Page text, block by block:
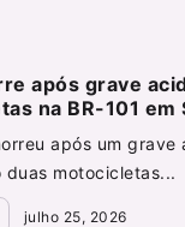
após grave
na BR-101 em
após um grave
duas motocicletas...
julho 25, 2026